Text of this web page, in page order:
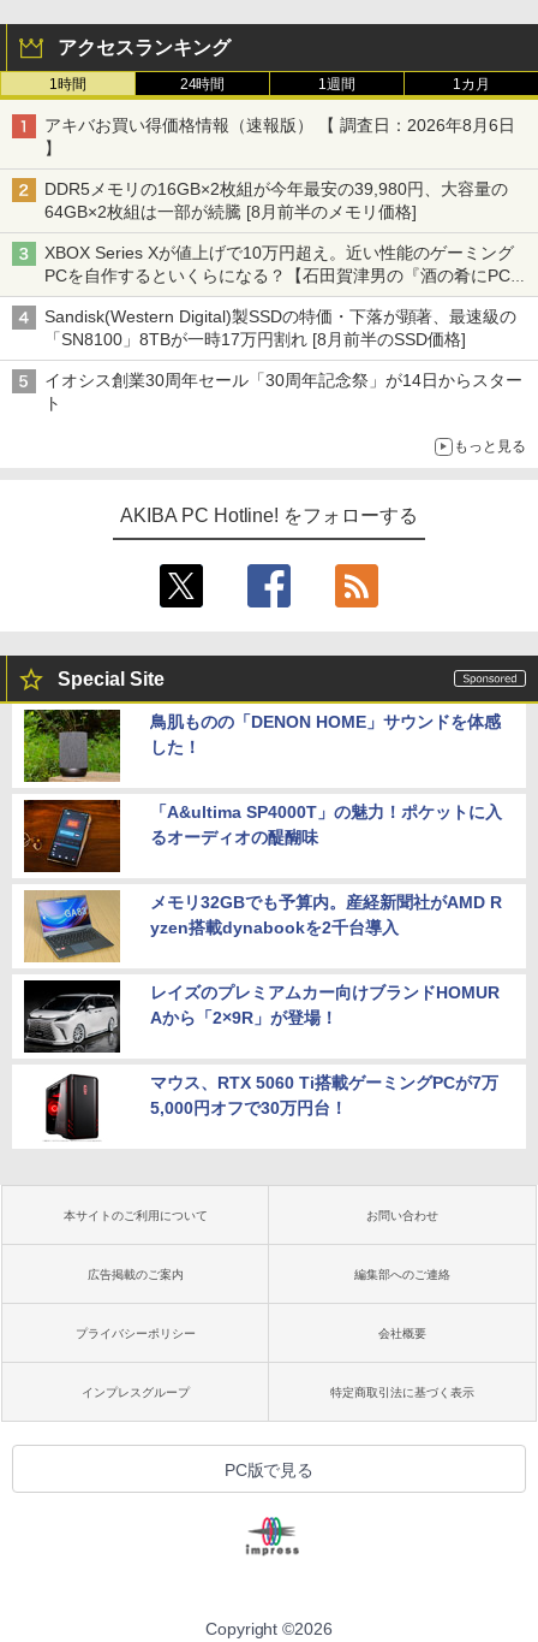
アクセスランキング
1時間 24時間 1週間 1カ月
アキバお買い得価格情報（速報版） 【 調査日：2026年8月6日
】
DDR5メモリの16GB×2枚組が今年最安の39,980円、大容量の
64GB×2枚組は一部が続騰 [8月前半のメモリ価格]
XBOX Series Xが値上げで10万円超え。近い性能のゲーミング
PCを自作するといくらになる？【石田賀津男の『酒の肴にPCゲ
ーム』】
Sandisk(Western Digital)製SSDの特価・下落が顕著、最速級の
「SN8100」8TBが一時17万円割れ [8月前半のSSD価格]
イオシス創業30周年セール「30周年記念祭」が14日からスター
ト
もっと見る
AKIBA PC Hotline! をフォローする
Special Site
鳥肌ものの「DENON HOME」サウンドを体感
した！
「A&ultima SP4000T」の魅力！ポケットに入
るオーディオの醍醐味
メモリ32GBでも予算内。産経新聞社がAMD R
yzen搭載dynabookを2千台導入
レイズのプレミアムカー向けブランドHOMUR
Aから「2×9R」が登場！
マウス、RTX 5060 Ti搭載ゲーミングPCが7万
5,000円オフで30万円台！
本サイトのご利用について お問い合わせ
広告掲載のご案内 編集部へのご連絡
プライバシーポリシー 会社概要
インプレスグループ 特定商取引法に基づく表示
PC版で見る
Copyright ©2026